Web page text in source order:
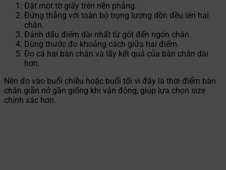
Đặt một tờ giấy trên nền phẳng.
Đứng thẳng với toàn bộ trọng lượng dồn đều lên hai
chân.
Đánh dấu điểm dài nhất từ gót đến ngón chân.
Dùng thước đo khoảng cách giữa hai điểm.
Đo cả hai bàn chân và lấy kết quả của bàn chân dài
hơn.
Nên đo vào buổi chiều hoặc buổi tối vì đây là thời điểm bàn
chân giãn nở gần giống khi vận động, giúp lựa chọn size
chính xác hơn.